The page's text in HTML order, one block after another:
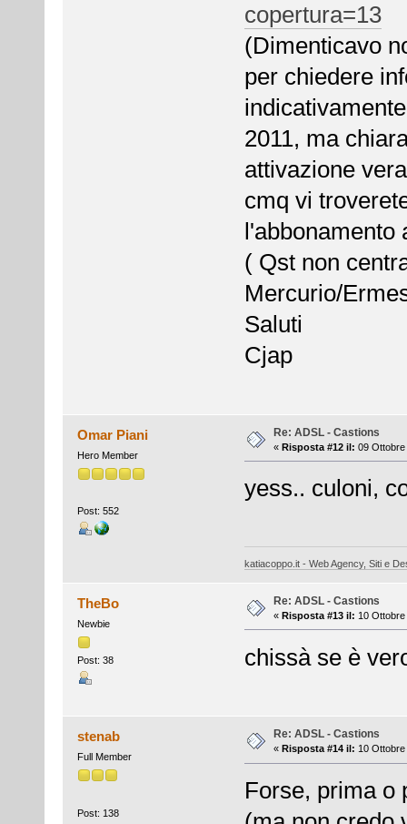
copertura=13
(Dimenticavo
per chiedere
2011, ma
attivazione
cmq vi
l'abbonamento
( Qst non
Mercurio/
Saluti
Cjap
Omar Piani
Hero Member
Post: 552
Re: ADSL - Castions
« Risposta #12 il: 09 Ottobre
yess.. culoni,
katiacoppo.it - Web Agency, Siti e
TheBo
Newbie
Post: 38
Re: ADSL - Castions
« Risposta #13 il: 10 Ottobre
chissà se è
stenab
Full Member
Post: 138
Re: ADSL - Castions
« Risposta #14 il: 10
Forse, prima o